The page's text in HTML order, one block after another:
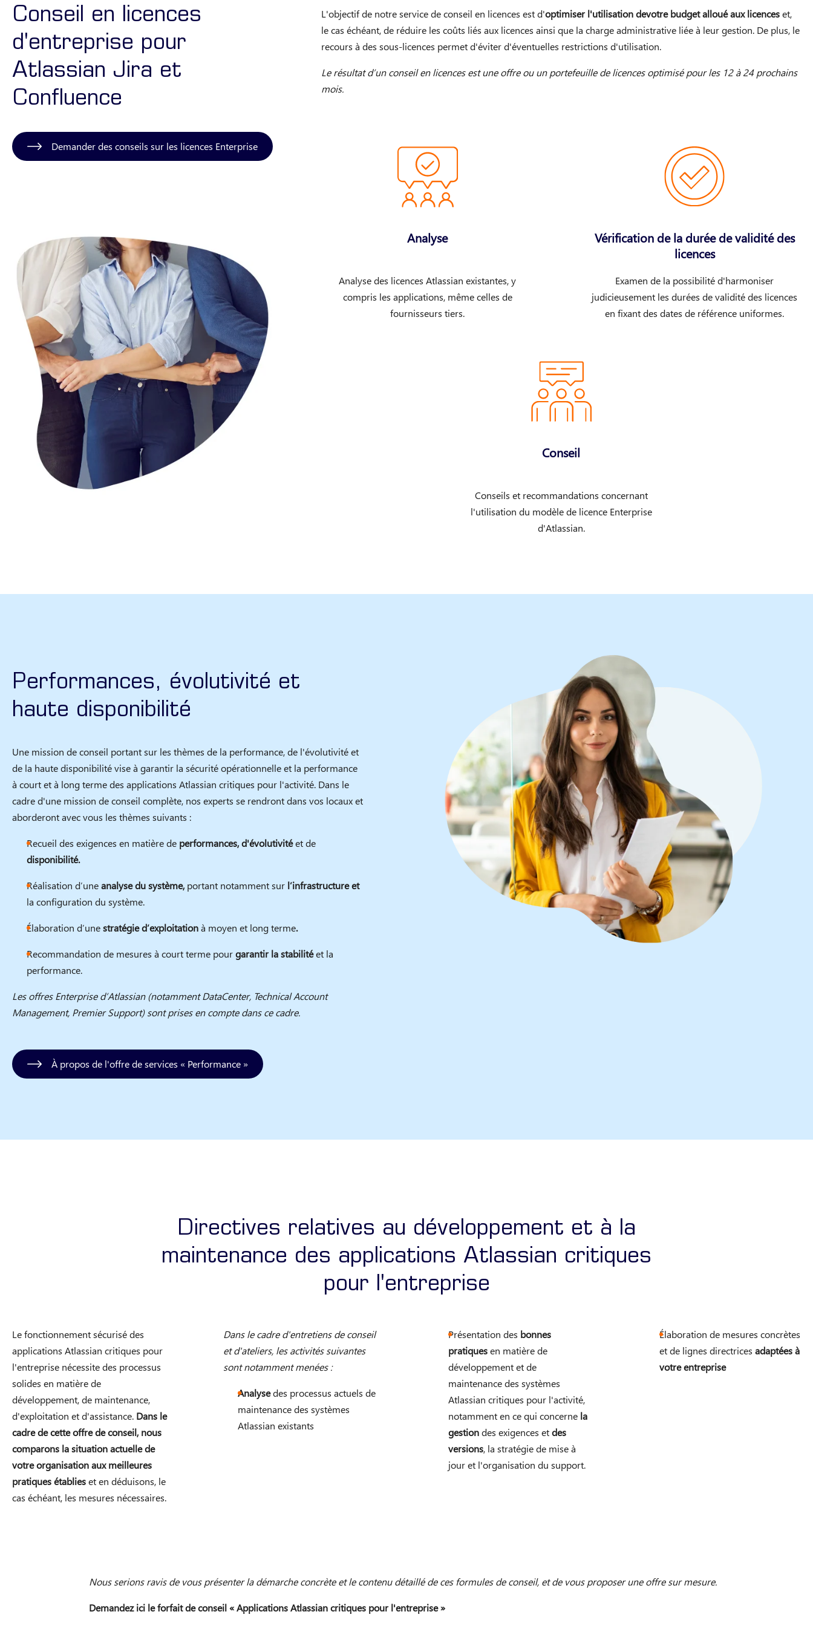
Conseil en licences
d'entreprise pour
Atlassian Jira et
Confluence
Demander des conseils sur les licences Enterprise
L'objectif de notre service de conseil en licences est d'optimiser l'utilisation devotre budget alloué aux licenceset,
le cas échéant, de réduire les coûts liés aux licences ainsi que la charge administrative liée à leur gestion. De plus, le
recours à des sous-licences permet d'éviter d'éventuelles restrictions d'utilisation.
Le résultat d’un conseil en licences est une offre ou un portefeuille de licences optimisé pour les 12 à 24 prochains
mois.
Analyse
Analyse des licences Atlassian existantes, y
compris les applications, même celles de
fournisseurs tiers.
Vérification de la durée de validité des
licences
Examen de la possibilité d'harmoniser
judicieusement les durées de validité des licences
en fixant des dates de référence uniformes.
Conseil
Conseils et recommandations concernant
l'utilisation du modèle de licence Enterprise
d'Atlassian.
Performances, évolutivité et
haute disponibilité
Une mission de conseil portant sur les thèmes de la performance, de l'évolutivité et
de la haute disponibilité vise à garantir la sécurité opérationnelle et la performance
à court et à long terme des applications Atlassian critiques pour l'activité. Dans le
cadre d'une mission de conseil complète, nos experts se rendront dans vos locaux et
aborderont avec vous les thèmes suivants :
Recueil des exigences en matière de performances, d'évolutivitéet de
disponibilité.
Réalisation d’uneanalyse du système, portant notamment sur l’infrastructure et
la configuration du système.
Élaboration d’unestratégie d’exploitationà moyen et long terme.
Recommandation de mesures à court terme pourgarantir la stabilitéet la
performance.
Les offres Enterprise d’Atlassian (notamment DataCenter, Technical Account
Management, Premier Support) sont prises en compte dans ce cadre.
À propos de l'offre de services « Performance »
Directives relatives au développement et à la
maintenance des applications Atlassian critiques
pour l'entreprise
Le fonctionnement sécurisé des
applications Atlassian critiques pour
l'entreprise nécessite des processus
solides en matière de
développement, de maintenance,
d'exploitation et d'assistance. Dans le
cadre de cette offre de conseil, nous
comparons la situation actuelle de
votre organisation aux meilleures
pratiques établieset en déduisons, le
cas échéant, les mesures nécessaires.
Dans le cadre d'entretiens de conseil
et d'ateliers, les activités suivantes
sont notamment menées :
Analysedes processus actuels de
maintenance des systèmes
Atlassian existants
Présentation des bonnes
pratiquesen matière de
développement et de
maintenance des systèmes
Atlassian critiques pour l'activité,
notamment en ce qui concerne la
gestiondes exigences etdes
versions, la stratégie de mise à
jour et l'organisation du support.
Élaboration de mesures concrètes
et de lignes directrices adaptées à
votre entreprise
Nous serions ravis de vous présenter la démarche concrète et le contenu détaillé de ces formules de conseil, et de vous proposer une offre sur mesure.
Demandez ici le forfait de conseil « Applications Atlassian critiques pour l'entreprise »